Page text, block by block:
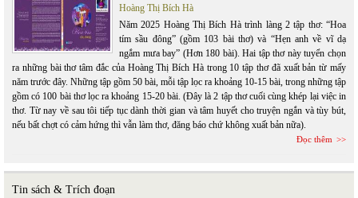
Hoàng Thị Bích Hà
Năm 2025 Hoàng Thị Bích Hà trình làng 2 tập thơ: “Hoa
tím sầu đông” (gồm 103 bài thơ) và “Hẹn anh về vĩ dạ
ngắm mưa bay” (Hơn 180 bài). Hai tập thơ này tuyển chọn
ra những bài thơ tâm đắc của Hoàng Thị Bích Hà trong 10 tập thơ đã xuất bản từ mấy
năm trước đây. Những tập gồm 50 bài, mỗi tập lọc ra khoảng 10-15 bài, trong những tập
gồm có 100 bài thơ lọc ra khoảng 15-20 bài. (Đây là 2 tập thơ cuối cùng khép lại việc in
thơ. Từ nay về sau tôi tiếp tục dành thời gian và tâm huyết cho truyện ngắn và tùy bút,
nếu bất chợt có cảm hứng thì vẫn làm thơ, đăng báo chứ không xuất bản nữa).
Đọc thêm
Tin sách & Trích đoạn